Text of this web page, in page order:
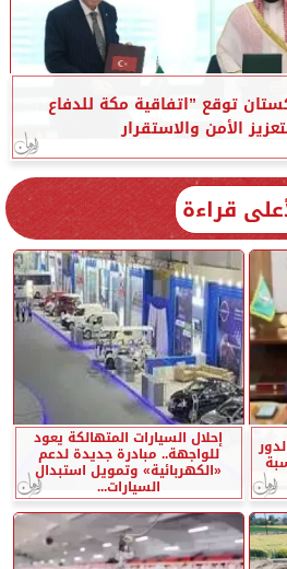
توقع ”اتفاقية مكة للدفاع
الأمن والاستقرار
قراءة
إحلال السيارات المتهالكة يعود
للواجهة.. مبادرة جديدة لدعم
«الكهربائية» وتمويل استبدال
السيارات...